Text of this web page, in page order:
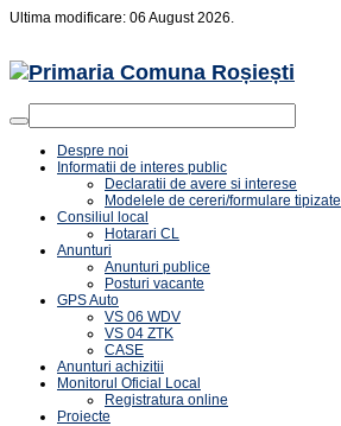
Ultima modificare: 06 August 2026.
Despre noi
Informatii de interes public
Declaratii de avere si interese
Modelele de cereri/formulare tipizate
Consiliul local
Hotarari CL
Anunturi
Anunturi publice
Posturi vacante
GPS Auto
VS 06 WDV
VS 04 ZTK
CASE
Anunturi achizitii
Monitorul Oficial Local
Registratura online
Proiecte